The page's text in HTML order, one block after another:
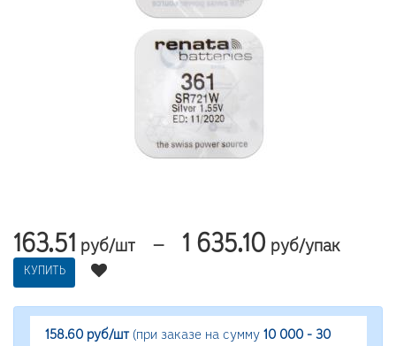
163.51 руб/шт — 1 635.10 руб/упак
КУПИТЬ
158.60 руб/шт(при заказе на сумму 10 000 - 30